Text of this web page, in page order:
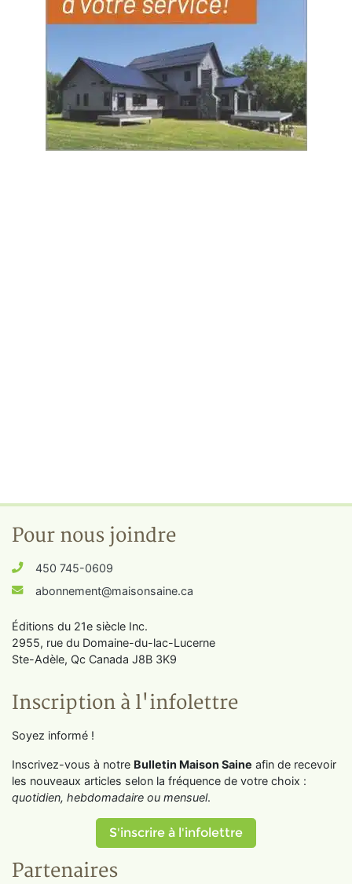
Pour nous joindre
450 745-0609
abonnement@maisonsaine.ca
Éditions du 21e siècle Inc.
2955, rue du Domaine-du-lac-Lucerne
Ste-Adèle, Qc Canada J8B 3K9
Inscription à l'infolettre
Soyez informé !
Inscrivez-vous à notre Bulletin Maison Saine afin de recevoir
les nouveaux articles selon la fréquence de votre choix :
quotidien, hebdomadaire ou mensuel.
S'inscrire à l'infolettre
Partenaires